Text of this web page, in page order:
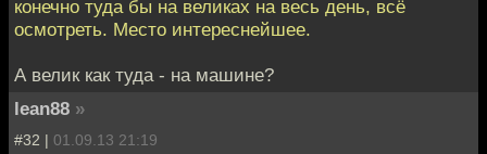
конечно туда бы на великах на весь день, всё
осмотреть. Место интереснейшее.
А велик как туда - на машине?
lean88 »
#32 | 01.09.13 21:19